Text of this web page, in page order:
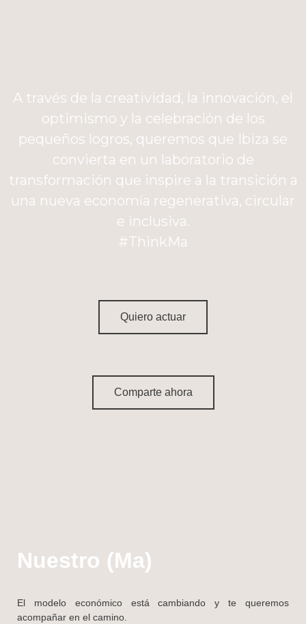
A través de la creatividad, la innovación, el
optimismo y la celebración de los
pequeños logros, queremos que Ibiza se
convierta en un laboratorio de
transformación que inspire a la transición a
una nueva economía regenerativa, circular
e inclusiva.
#ThinkMa
Quiero actuar
Comparte ahora
Nuestro (Ma)
El modelo económico está cambiando y te queremos
acompañar en el camino.